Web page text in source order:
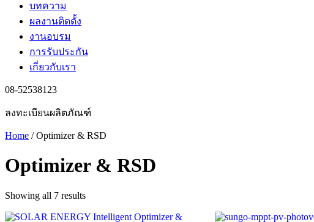
บทความ
ผลงานติดตั้ง
งานอบรม
การรับประกัน
เกี่ยวกับเรา
08-52538123
ลงทะเบียนผลิตภัณฑ์
Home / Optimizer & RSD
Optimizer & RSD
Showing all 7 results